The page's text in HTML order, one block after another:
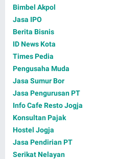
Bimbel Akpol
Jasa IPO
Berita Bisnis
ID News Kota
Times Pedia
Pengusaha Muda
Jasa Sumur Bor
Jasa Pengurusan PT
Info Cafe Resto Jogja
Konsultan Pajak
Hostel Jogja
Jasa Pendirian PT
Serikat Nelayan